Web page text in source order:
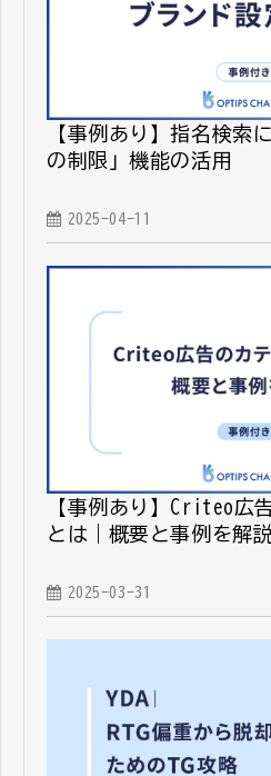
【事例あり】指名検索
の制限」機能の活用
2025-04-11
【事例あり】Criteo広
とは｜概要と事例を解説
2025-03-31